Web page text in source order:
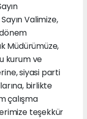
Valimize,
Müdürümüze,
kurum ve
siyasi parti
birlikte
çalışma
teşekkür